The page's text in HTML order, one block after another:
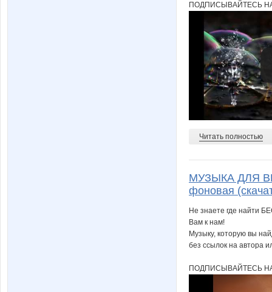
Фея Драже
Ириска*
МамусяЛапуся Мария
ПОДПИСЫВАЙТЕСЬ
Читать полностью
МУЗЫКА ДЛЯ
фоновая
Не знаете где найти
Вам к нам!
Музыку, которую вы
без ссылок на автора
ПОДПИСЫВАЙТЕСЬ